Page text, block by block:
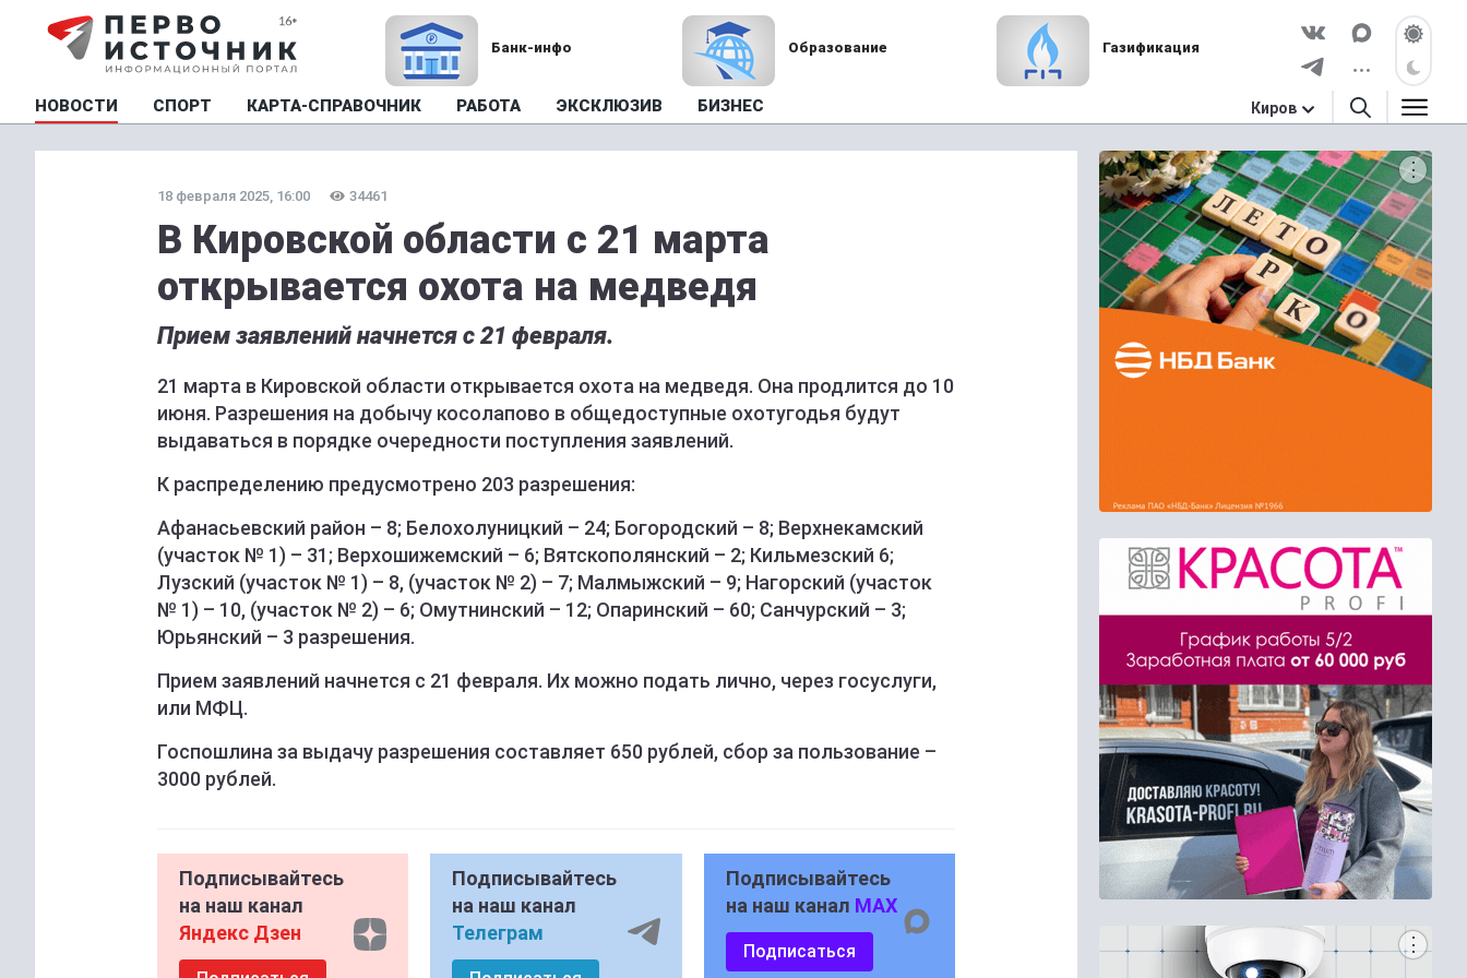
Банк-инфо Образование Газификация
НОВОСТИ СПОРТ КАРТА-СПРАВОЧНИК РАБОТА ЭКСКЛЮЗИВ БИЗНЕС Киров
18 февраля 2025, 16:00 34461
В Кировской области с 21 марта
открывается охота на медведя
Прием заявлений начнется с 21 февраля.
21 марта в Кировской области открывается охота на медведя. Она продлится до 10
июня. Разрешения на добычу косолапово в общедоступные охотугодья будут
выдаваться в порядке очередности поступления заявлений.
К распределению предусмотрено 203 разрешения:
Афанасьевский район – 8; Белохолуницкий – 24; Богородский – 8; Верхнекамский
(участок № 1) – 31; Верхошижемский – 6; Вятскополянский – 2; Кильмезский 6;
Лузский (участок № 1) – 8, (участок № 2) – 7; Малмыжский – 9; Нагорский (участок
№ 1) – 10, (участок № 2) – 6; Омутнинский – 12; Опаринский – 60; Санчурский – 3;
Юрьянский – 3 разрешения.
Прием заявлений начнется с 21 февраля. Их можно подать лично, через госуслуги,
или МФЦ.
Госпошлина за выдачу разрешения составляет 650 рублей, сбор за пользование –
3000 рублей.
Подписывайтесь
на наш канал
Яндекс Дзен
Подписывайтесь
на наш канал
Телеграм
Подписывайтесь
на наш канал MAX
Подписаться